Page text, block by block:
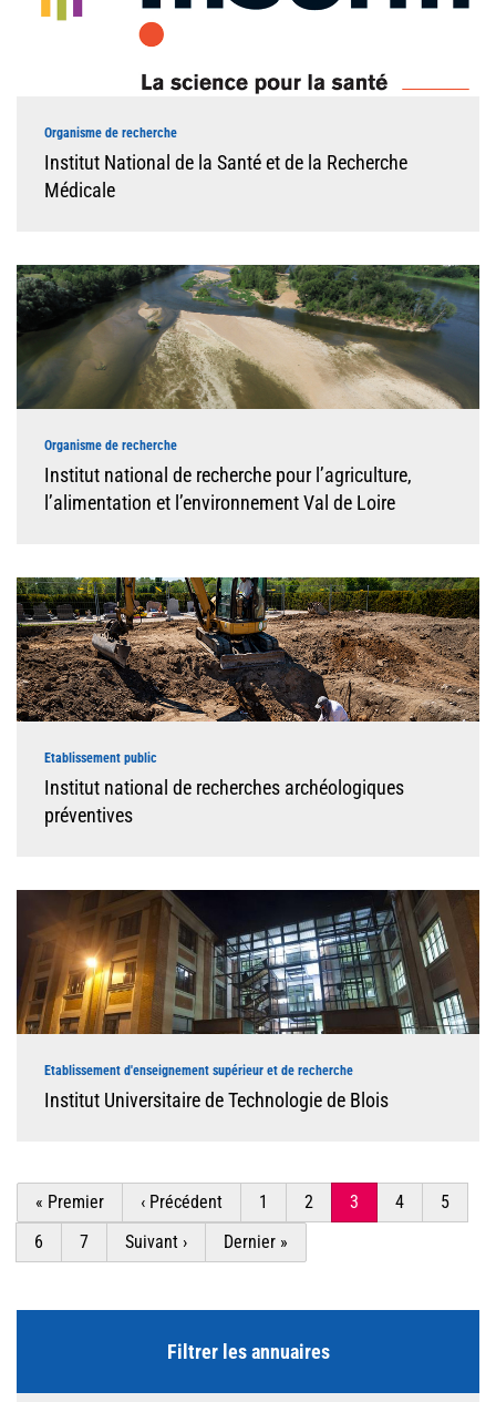
Organisme de recherche
Institut National de la Santé et de la Recherche
Médicale
Organisme de recherche
Institut national de recherche pour l’agriculture,
l’alimentation et l’environnement Val de Loire
Etablissement public
Institut national de recherches archéologiques
préventives
Etablissement d'enseignement supérieur et de recherche
Institut Universitaire de Technologie de Blois
Pagination
Première
page
« Premier
Page
précédente
‹ Précédent Page
1 Page
2
Page
courante
3 Page
4 Page
5
Page
6 Page
7
Page
suivante
Suivant ›
Dernière
page
Dernier »
Filtrer les annuaires